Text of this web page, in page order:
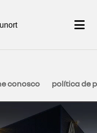
conosco política de